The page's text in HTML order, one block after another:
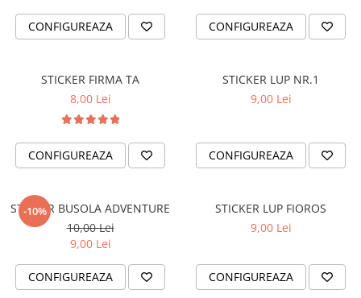
DAF
MERCEDES CAMIOANE
RENAULT CAMIOANE
VOLVO CAMIOANE
STICKERE MOTO/ATV
4X4/OFF ROAD STICKER
BABY ON BOARD
CAR AUDIO
DIVERSE
TRICOURI PESCUIT/VANATOARE
TRICOURI SOFERI SI SOFERITE
CONFIGUREAZA CONFIGUREAZA
STICKER FIRMA TA
8,00 Lei
CONFIGUREAZA
STICKER LUP NR.1
9,00 Lei
CONFIGUREAZA
-10%
STICKER BUSOLA ADVENTURE
10,00 Lei
9,00 Lei
CONFIGUREAZA
STICKER LUP FIOROS
9,00 Lei
CONFIGUREAZA